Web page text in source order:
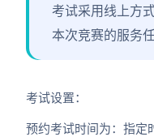
考试采用线上方
本次竞赛的服务任
考试设置：
预约考试时间为：指定